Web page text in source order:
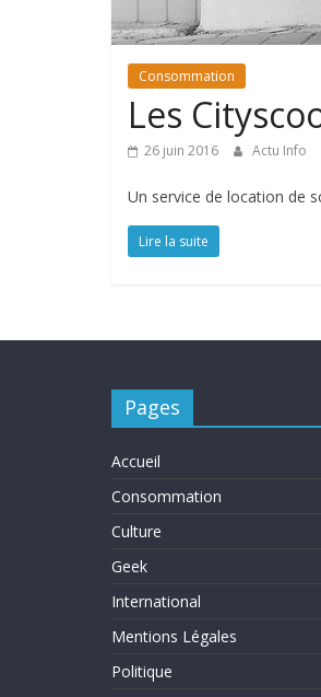
Consommation
Les
26 juin 2016 Actu Info
Un service de location de
Lire la suite
Pages
Accueil
Consommation
Culture
Geek
International
Mentions Légales
Politique